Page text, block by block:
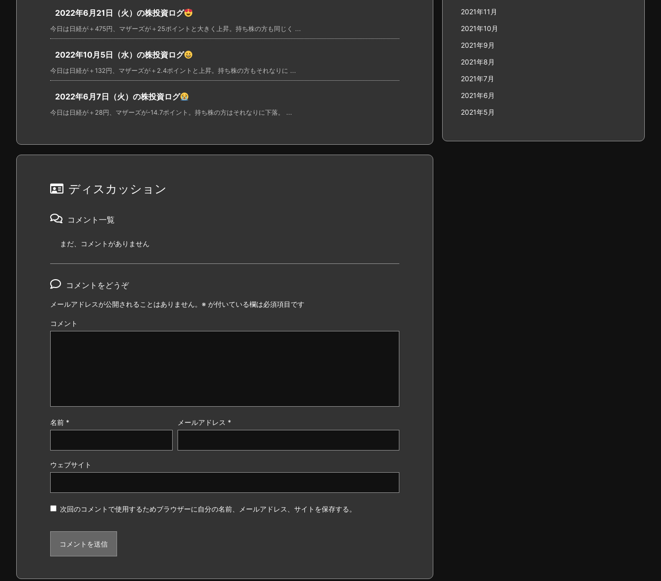
2022年6月21日（火）の株投資ログ
今日は日経が＋475円、マザーズが＋25ポイントと大きく上昇。持ち株の方も同じく ...
2022年10月5日（水）の株投資ログ
今日は日経が＋132円、マザーズが＋2.4ポイントと上昇。持ち株の方もそれなりに ...
2022年6月7日（火）の株投資ログ
今日は日経が＋28円、マザーズが-14.7ポイント。持ち株の方はそれなりに下落。 ...
ディスカッション
コメント一覧
まだ、コメントがありません
コメントをどうぞ
メールアドレスが公開されることはありません。 ※ が付いている欄は必須項目です
コメント
名前 * メールアドレス *
ウェブサイト
次回のコメントで使用するためブラウザーに自分の名前、メールアドレス、サイトを保存する。
2021年11月
2021年10月
2021年9月
2021年8月
2021年7月
2021年6月
2021年5月